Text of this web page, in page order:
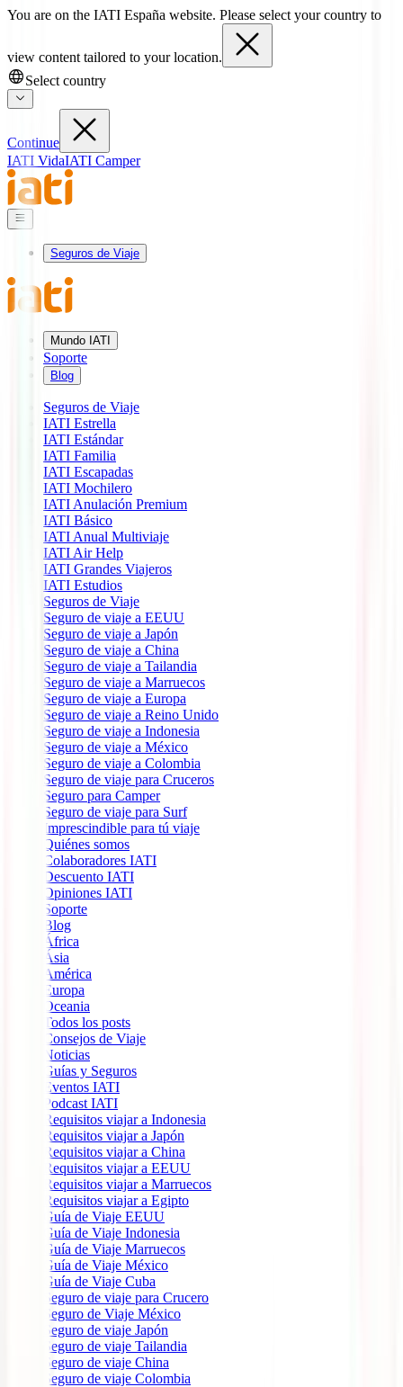
You are on the IATI España website. Please select your country to
view content tailored to your location.
Select country
Continue
IATI VidaIATI Camper
Seguros de Viaje
Mundo IATI
Soporte
Blog
Seguros de Viaje
IATI Estrella
IATI Estándar
IATI Familia
IATI Escapadas
IATI Mochilero
IATI Anulación Premium
IATI Básico
IATI Anual Multiviaje
IATI Air Help
IATI Grandes Viajeros
IATI Estudios
Seguros de Viaje
Seguro de viaje a EEUU
Seguro de viaje a Japón
Seguro de viaje a China
Seguro de viaje a Tailandia
Seguro de viaje a Marruecos
Seguro de viaje a Europa
Seguro de viaje a Reino Unido
Seguro de viaje a Indonesia
Seguro de viaje a México
Seguro de viaje a Colombia
Seguro de viaje para Cruceros
Seguro para Camper
Seguro de viaje para Surf
Imprescindible para tú viaje
Quiénes somos
Colaboradores IATI
Descuento IATI
Opiniones IATI
Soporte
Blog
África
Ásia
América
Europa
Oceania
Todos los posts
Consejos de Viaje
Noticias
Guías y Seguros
Eventos IATI
Podcast IATI
Requisitos viajar a Indonesia
Requisitos viajar a Japón
Requisitos viajar a China
Requisitos viajar a EEUU
Requisitos viajar a Marruecos
Requisitos viajar a Egipto
Guía de Viaje EEUU
Guía de Viaje Indonesia
Guía de Viaje Marruecos
Guía de Viaje México
Guía de Viaje Cuba
Seguro de viaje para Crucero
Seguro de Viaje México
Seguro de viaje Japón
Seguro de viaje Tailandia
Seguro de viaje China
Seguro de viaje Colombia